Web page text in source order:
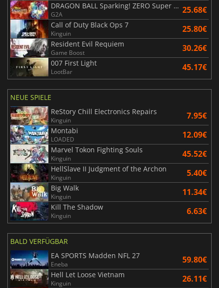
DRAGON BALL Sparking! ZERO Super Limit Breaking NEO
G2A 25.68€
Call of Duty Black Ops 7
Kinguin 25.80€
Resident Evil Requiem
Game Boost 30.26€
007 First Light
LootBar 45.17€
NEUE SPIELE
ReStory Chill Electronics Repairs
Kinguin 7.95€
Montabi
LOADED 12.09€
Marvel Tokon Fighting Souls
Kinguin 45.52€
HellSlave II Judgment of the Archon
Kinguin 5.40€
Big Walk
Kinguin 11.34€
Kill The Shadow
Kinguin 6.63€
BALD VERFÜGBAR
EA SPORTS Madden NFL 27
Eneba 59.80€
Hell Let Loose Vietnam
Kinguin 26.11€